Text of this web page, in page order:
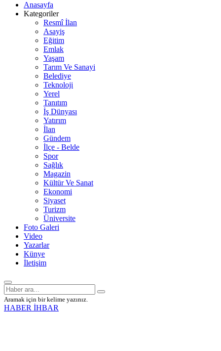
Anasayfa
Kategoriler
Resmî İlan
Asayiş
Eğitim
Emlak
Yaşam
Tarım Ve Sanayi
Belediye
Teknoloji
Yerel
Tanıtım
İş Dünyası
Yatırım
İlan
Gündem
İlçe - Belde
Spor
Sağlık
Magazin
Kültür Ve Sanat
Ekonomi
Siyaset
Turizm
Üniversite
Foto Galeri
Video
Yazarlar
Künye
İletişim
Aramak için bir kelime yazınız.
HABER İHBAR